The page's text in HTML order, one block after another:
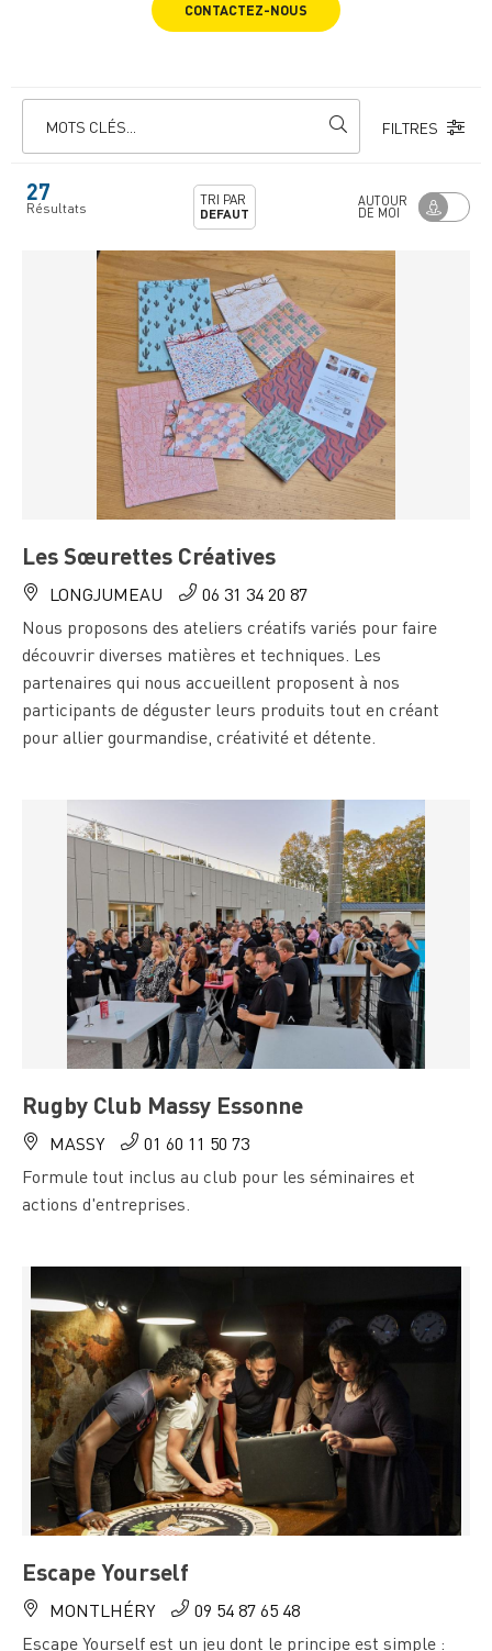
CONTACTEZ-NOUS
MOTS CLÉS... FILTRES
27
Résultats
TRI PAR
DEFAUT
AUTOUR
DE MOI
Les Sœurettes Créatives
LONGJUMEAU
06 31 34 20 87
Nous proposons des ateliers créatifs variés pour faire
découvrir diverses matières et techniques. Les
partenaires qui nous accueillent proposent à nos
participants de déguster leurs produits tout en créant
pour allier gourmandise, créativité et détente.
Rugby Club Massy Essonne
MASSY
01 60 11 50 73
Formule tout inclus au club pour les séminaires et
actions d'entreprises.
Escape Yourself
MONTLHÉRY
09 54 87 65 48
Escape Yourself est un jeu dont le principe est simple :